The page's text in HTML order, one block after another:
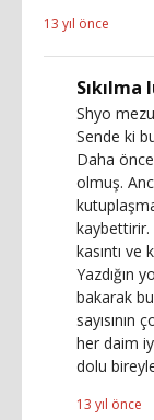
13 yıl önce
Shyo
Sende ki
Daha
olmuş.
kaybettirir.
kasıntı
Yazdığın
bakarak bu
sayısının
her daim
dolu
13 yıl önce